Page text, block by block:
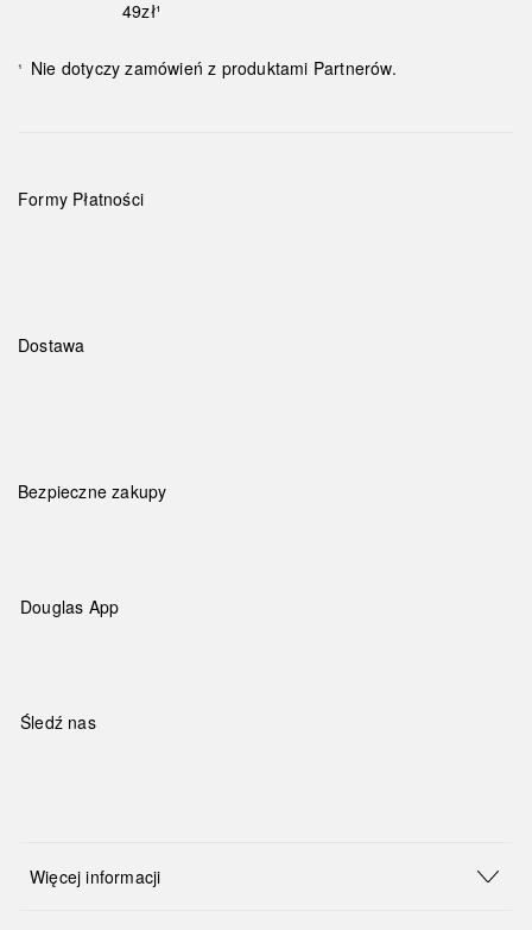
49zł¹
¹ Nie dotyczy zamówień z produktami Partnerów.
Formy Płatności
Dostawa
Bezpieczne zakupy
Douglas App
Śledź nas
Więcej informacji